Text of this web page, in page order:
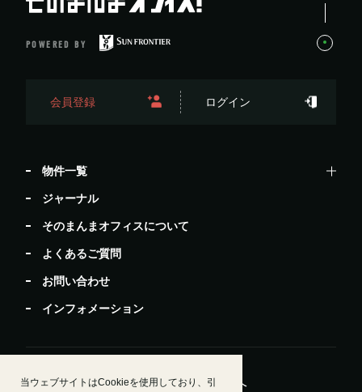
当ウェブサイトはCookieを使用しており、引
POWERED BY
会員登録 ログイン
物件一覧
ジャーナル
そのまんまオフィスについて
よくあるご質問
お問い合わせ
インフォメーション
居抜きで退去したい方 ビルオーナー・管理会社様へ